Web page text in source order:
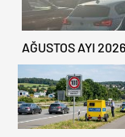
AĞUSTOS AYI